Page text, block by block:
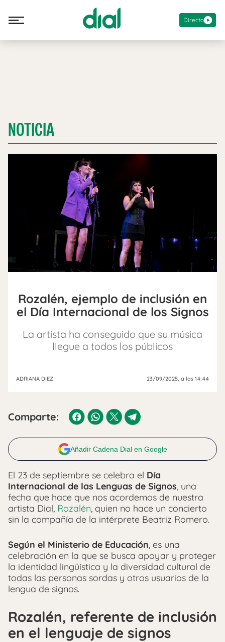
Directo
NOTICIA
Rozalén, ejemplo de inclusión en
el Día Internacional de los Signos
La artista ha conseguido que su música
llegue a todos los públicos
ADRIANA DIEZ 23/09/2025, a las 14:44
Comparte:
Añadir Cadena Dial en Google
El 23 de septiembre se celebra el Día
Internacional de las Lenguas de Signos, una
fecha que hace que nos acordemos de nuestra
artista Dial, Rozalén, quien no hace un concierto
sin la compañía de la intérprete Beatriz Romero.
Según el Ministerio de Educación, es una
celebración en la que se busca apoyar y proteger
la identidad lingüística y la diversidad cultural de
todas las personas sordas y otros usuarios de la
lengua de signos.
Rozalén, referente de inclusión
en el lenguaje de signos